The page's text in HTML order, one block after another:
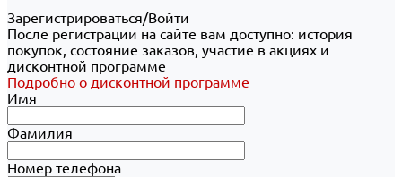
Зарегистрироваться/Войти
После регистрации на сайте вам доступно: история
покупок, состояние заказов, участие в акциях и
дисконтной программе
Подробно о дисконтной программе
Имя
Фамилия
Номер телефона